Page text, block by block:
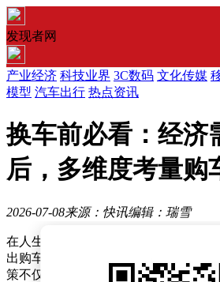
发现者网
产业经济 科技业界 3C数码 文化传媒
模型 汽车出行 热点资讯
换车前必看：经济
后，多维度考量购
2026-07-08来源：快讯编辑：瑞雪
在人生的旅程中，换车计划常常被许
出购车决策绝非易事，这需要全面且
策不仅影响着当下的资金安排，更会